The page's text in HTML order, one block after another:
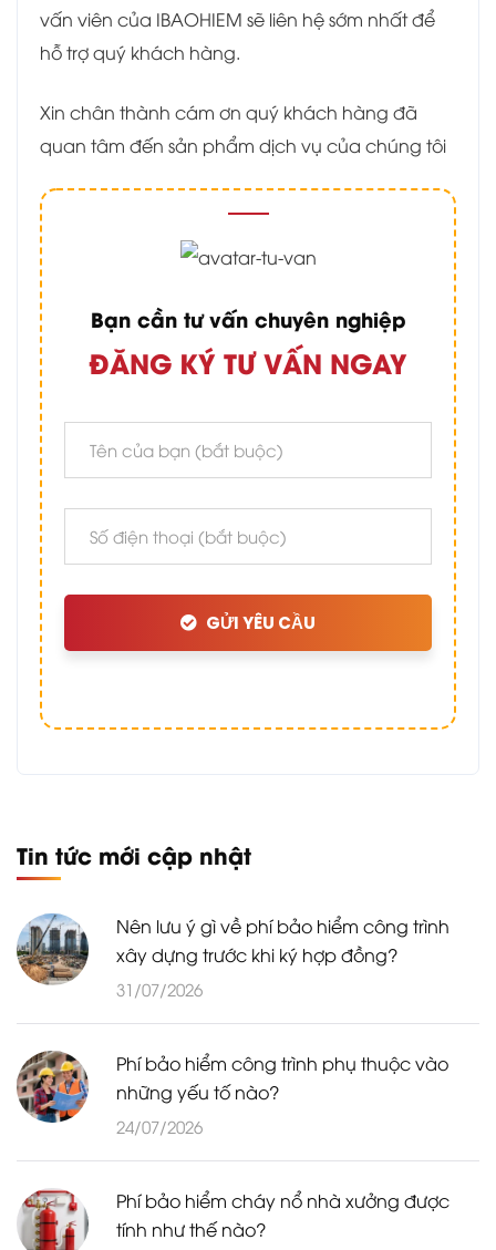
vấn viên của IBAOHIEM sẽ liên hệ sớm nhất để
hỗ trợ quý khách hàng.
Xin chân thành cám ơn quý khách hàng đã
quan tâm đến sản phẩm dịch vụ của chúng tôi
Bạn cần tư vấn chuyên nghiệp
ĐĂNG KÝ TƯ VẤN NGAY
GỬI YÊU CẦU
Tin tức mới cập nhật
Nên lưu ý gì về phí bảo hiểm công trình
xây dựng trước khi ký hợp đồng?
31/07/2026
Phí bảo hiểm công trình phụ thuộc vào
những yếu tố nào?
24/07/2026
Phí bảo hiểm cháy nổ nhà xưởng được
tính như thế nào?